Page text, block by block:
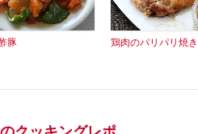
豚 鶏肉のパリパリ焼き